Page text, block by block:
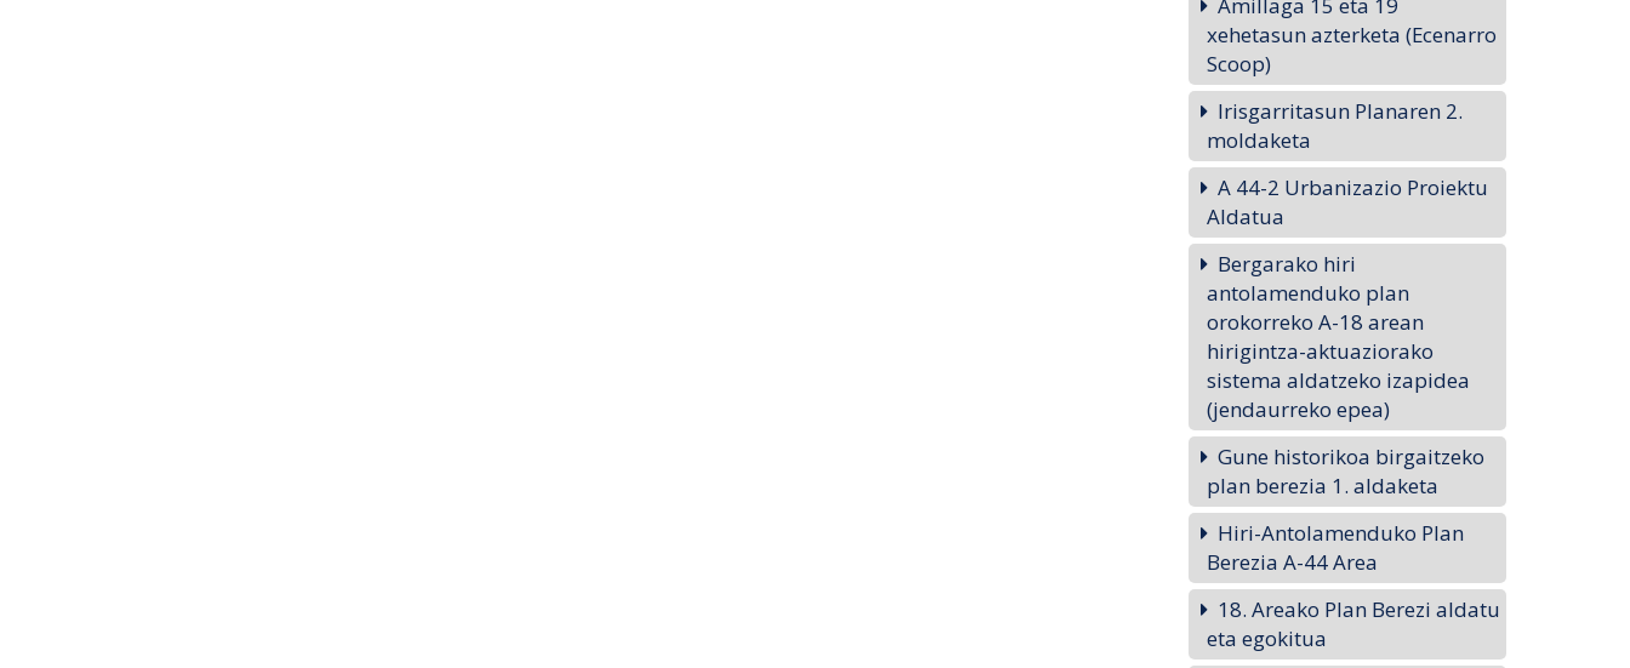
xehetasun azterketa (Ecenarro
Scoop)
Irisgarritasun Planaren 2.
moldaketa
A 44-2 Urbanizazio Proiektu
Aldatua
Bergarako hiri
antolamenduko plan
orokorreko A-18 arean
hirigintza-aktuaziorako
sistema aldatzeko izapidea
(jendaurreko epea)
Gune historikoa birgaitzeko
plan berezia 1. aldaketa
Hiri-Antolamenduko Plan
Berezia A-44 Area
18. Areako Plan Berezi aldatu
eta egokitua